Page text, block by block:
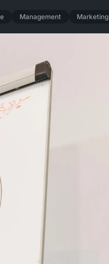
Management Marketing